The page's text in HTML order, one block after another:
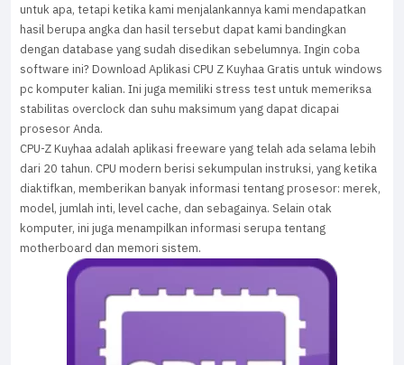
untuk apa, tetapi ketika kami menjalankannya kami mendapatkan
hasil berupa angka dan hasil tersebut dapat kami bandingkan
dengan database yang sudah disedikan sebelumnya. Ingin coba
software ini? Download Aplikasi CPU Z Kuyhaa Gratis untuk windows
pc komputer kalian. Ini juga memiliki stress test untuk memeriksa
stabilitas overclock dan suhu maksimum yang dapat dicapai
prosesor Anda.
CPU-Z Kuyhaa adalah aplikasi freeware yang telah ada selama lebih
dari 20 tahun. CPU modern berisi sekumpulan instruksi, yang ketika
diaktifkan, memberikan banyak informasi tentang prosesor: merek,
model, jumlah inti, level cache, dan sebagainya. Selain otak
komputer, ini juga menampilkan informasi serupa tentang
motherboard dan memori sistem.